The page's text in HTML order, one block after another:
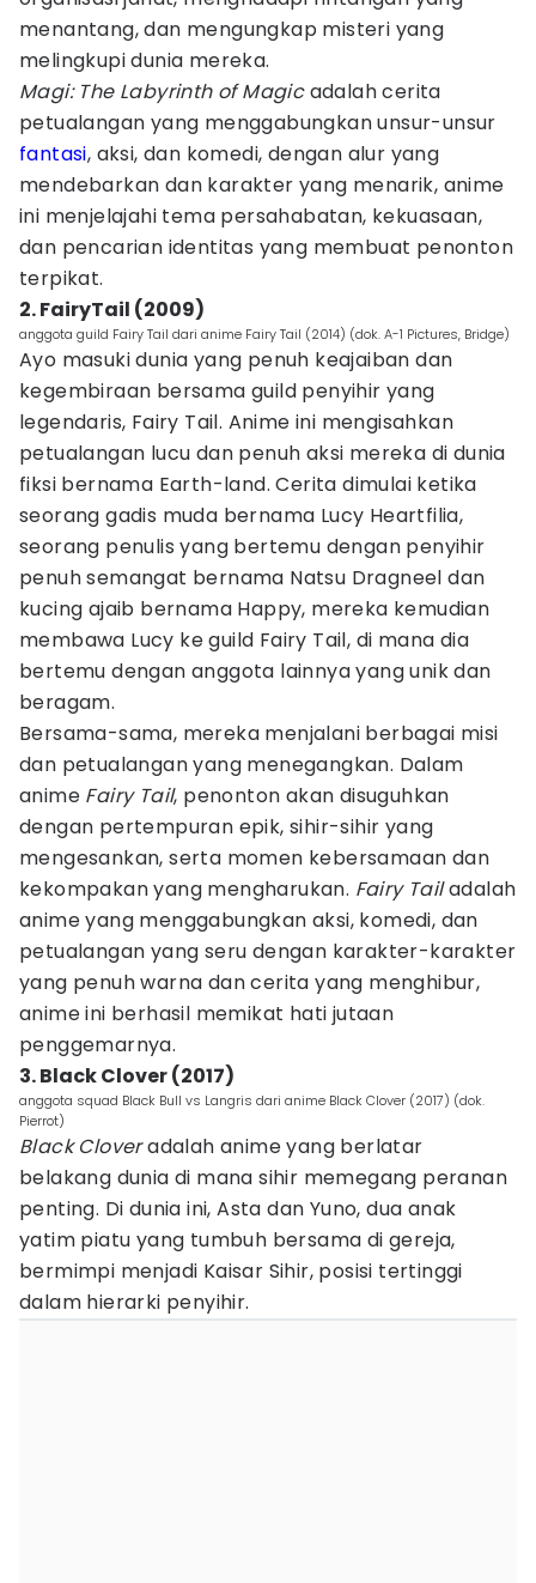
menantang, dan mengungkap misteri yang
melingkupi dunia mereka.
Magi: The Labyrinth of Magicadalah cerita
petualangan yang menggabungkan unsur-unsur
fantasi, aksi, dan komedi, dengan alur yang
mendebarkan dan karakter yang menarik, anime
ini menjelajahi tema persahabatan, kekuasaan,
dan pencarian identitas yang membuat penonton
terpikat.
2. FairyTail (2009)
anggota guild Fairy Tail dari anime Fairy Tail (2014) (dok. A-1 Pictures, Bridge)
Ayo masuki dunia yang penuh keajaiban dan
kegembiraan bersama guild penyihir yang
legendaris, Fairy Tail. Anime ini mengisahkan
petualangan lucu dan penuh aksi mereka di dunia
fiksi bernama Earth-land. Cerita dimulai ketika
seorang gadis muda bernama Lucy Heartfilia,
seorang penulis yang bertemu dengan penyihir
penuh semangat bernama Natsu Dragneel dan
kucing ajaib bernama Happy, mereka kemudian
membawa Lucy ke guild Fairy Tail, di mana dia
bertemu dengan anggota lainnya yang unik dan
beragam.
Bersama-sama, mereka menjalani berbagai misi
dan petualangan yang menegangkan. Dalam
anime Fairy Tail, penonton akan disuguhkan
dengan pertempuran epik, sihir-sihir yang
mengesankan, serta momen kebersamaan dan
kekompakan yang mengharukan. Fairy Tailadalah
anime yang menggabungkan aksi, komedi, dan
petualangan yang seru dengan karakter-karakter
yang penuh warna dan cerita yang menghibur,
anime ini berhasil memikat hati jutaan
penggemarnya.
3. Black Clover (2017)
anggota squad Black Bull vs Langris dari anime Black Clover (2017) (dok.
Pierrot)
Black Cloveradalah anime yang berlatar
belakang dunia di mana sihir memegang peranan
penting. Di dunia ini, Asta dan Yuno, dua anak
yatim piatu yang tumbuh bersama di gereja,
bermimpi menjadi Kaisar Sihir, posisi tertinggi
dalam hierarki penyihir.